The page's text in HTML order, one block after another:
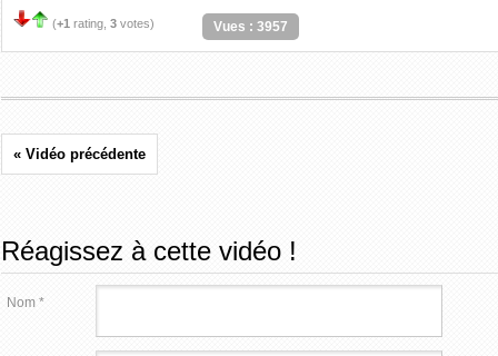
(+1 rating, 3 votes) Vues : 3957
« Vidéo précédente
Réagissez à cette vidéo !
Nom *